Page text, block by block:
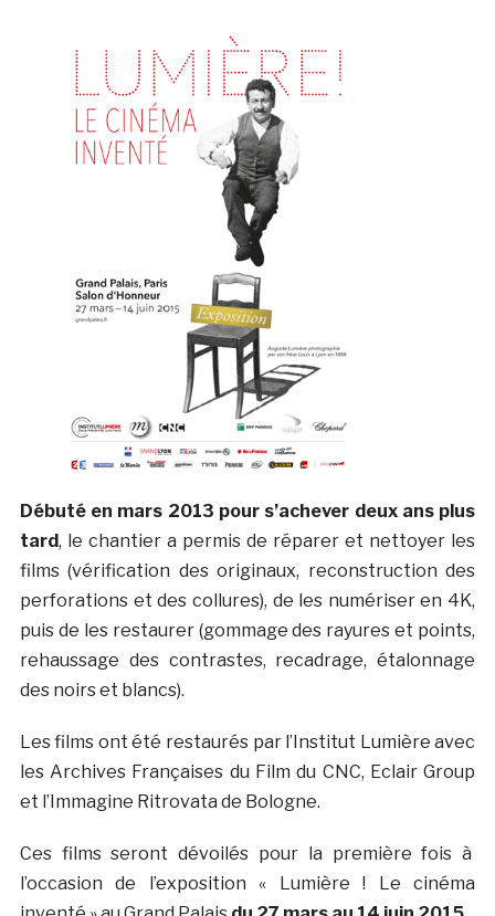
Débuté en mars 2013 pour s’achever deux ans plus
tard, le chantier a permis de réparer et nettoyer les
films (vérification des originaux, reconstruction des
perforations et des collures), de les numériser en 4K,
puis de les restaurer (gommage des rayures et points,
rehaussage des contrastes, recadrage, étalonnage
des noirs et blancs).
Les films ont été restaurés par l’Institut Lumière avec
les Archives Françaises du Film du CNC, Eclair Group
et l’Immagine Ritrovata de Bologne.
Ces films seront dévoilés pour la première fois à
l’occasion de l’exposition « Lumière ! Le cinéma